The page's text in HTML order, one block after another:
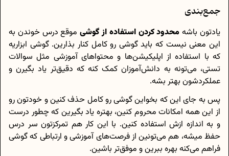
جمع‌بندی
یادتون باشه محدود کردن استفاده از گوشیموقع درس خوندن به
این معنی نیست که باید گوشی رو کامل کنار بذارین. گوشی ابزاریه
که با استفاده از اپلیکیشن‌ها و محتواهای آموزشی مثل سوالات
تستی، می‌تونه به دانش‌آموزان کمک کنه که دقیق‌تر یاد بگیرن و
عملکردشون بهتر بشه.
پس به جای این که بخواین گوشی رو کامل حذف کنین و خودتون رو
از این همه امکانات محروم کنین، بهتره یاد بگیرین که چطور درست
و به اندازه ازش استفاده کنین. با این کار هم تمرکزتون سر درس
حفظ میشه، هم می‌تونین از فرصت‌های آموزشی و ارتباطی که گوشی
فراهم می‌کنه بهره ببرین و موفق‌تر باشین.